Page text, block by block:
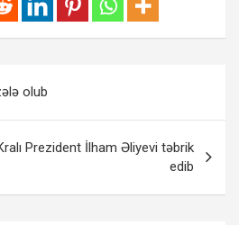
olub
Prezident İlham Əliyevi təbrik
edib